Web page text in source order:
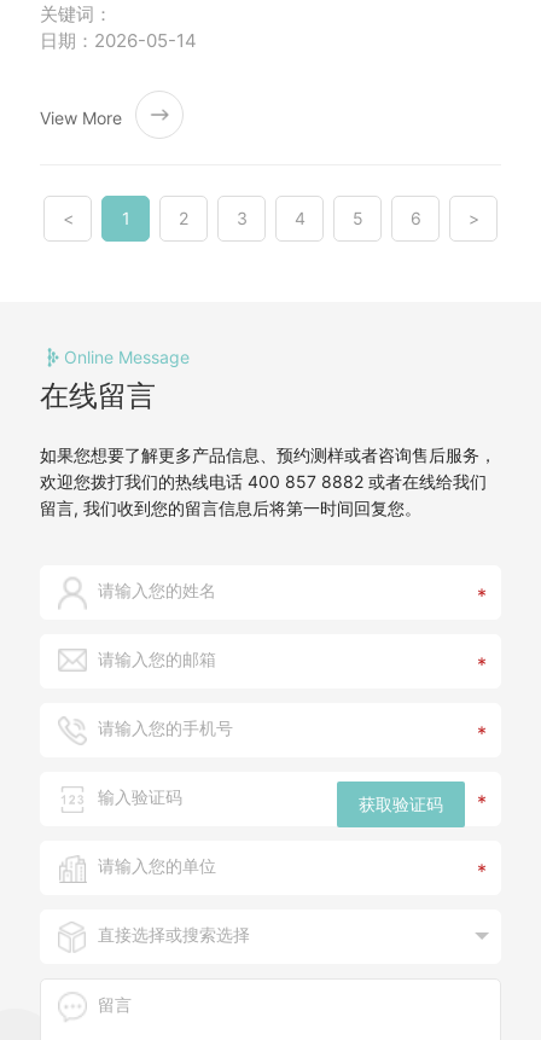
关键词：
日期：2026-05-14
View More
< 1 2 3 4 5 6 >
Online Message
在线留言
如果您想要了解更多产品信息、预约测样或者咨询售后服务，
欢迎您拨打我们的热线电话 400 857 8882 或者在线给我们
留言, 我们收到您的留言信息后将第一时间回复您。
*
*
*
*
获取验证码
*